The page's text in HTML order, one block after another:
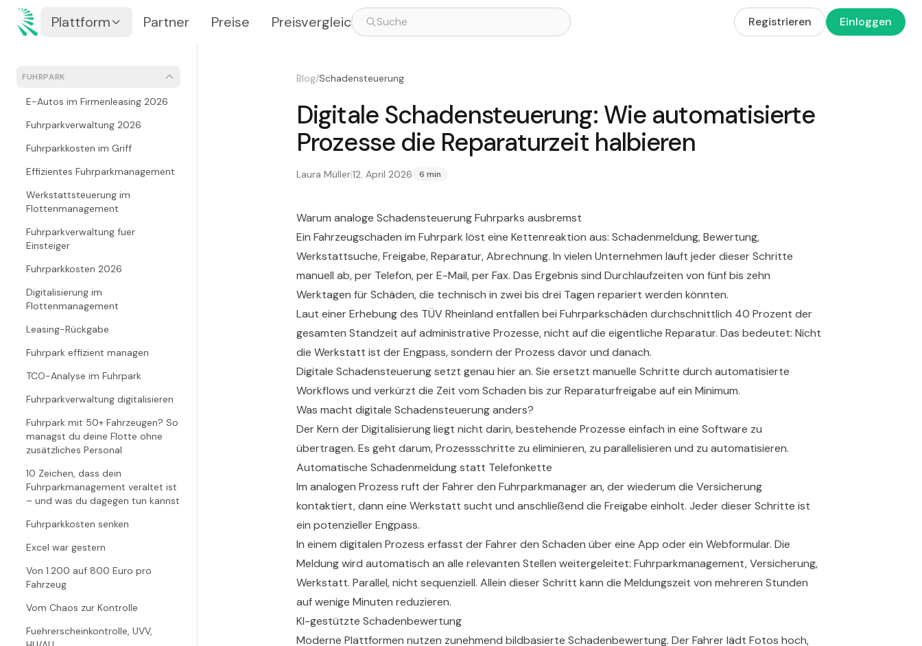
Zum Inhalt springen
Zum Hauptinhalt springen
Plattform Partner Preise Preisvergleich Registrieren Einloggen
FUHRPARK
E-Autos im Firmenleasing 2026
Fuhrparkverwaltung 2026
Fuhrparkkosten im Griff
Effizientes Fuhrparkmanagement
Werkstattsteuerung im
Flottenmanagement
Fuhrparkverwaltung fuer
Einsteiger
Fuhrparkkosten 2026
Digitalisierung im
Flottenmanagement
Leasing-Rückgabe
Fuhrpark effizient managen
TCO-Analyse im Fuhrpark
Fuhrparkverwaltung digitalisieren
Fuhrpark mit 50+ Fahrzeugen? So
managst du deine Flotte ohne
zusätzliches Personal
10 Zeichen, dass dein
Fuhrparkmanagement veraltet ist
– und was du dagegen tun kannst
Fuhrparkkosten senken
Excel war gestern
Von 1.200 auf 800 Euro pro
Fahrzeug
Vom Chaos zur Kontrolle
Fuehrerscheinkontrolle, UVV,
Blog/Schadensteuerung
Digitale Schadensteuerung: Wie automatisierte
Prozesse die Reparaturzeit halbieren
Laura Müller|12. April 2026 6 min
Warum analoge Schadensteuerung Fuhrparks ausbremst
Ein Fahrzeugschaden im Fuhrpark löst eine Kettenreaktion aus: Schadenmeldung, Bewertung,
Werkstattsuche, Freigabe, Reparatur, Abrechnung. In vielen Unternehmen läuft jeder dieser Schritte
manuell ab, per Telefon, per E-Mail, per Fax. Das Ergebnis sind Durchlaufzeiten von fünf bis zehn
Werktagen für Schäden, die technisch in zwei bis drei Tagen repariert werden könnten.
Laut einer Erhebung des TÜV Rheinland entfallen bei Fuhrparkschäden durchschnittlich 40 Prozent der
gesamten Standzeit auf administrative Prozesse, nicht auf die eigentliche Reparatur. Das bedeutet: Nicht
die Werkstatt ist der Engpass, sondern der Prozess davor und danach.
Digitale Schadensteuerung setzt genau hier an. Sie ersetzt manuelle Schritte durch automatisierte
Workflows und verkürzt die Zeit vom Schaden bis zur Reparaturfreigabe auf ein Minimum.
Was macht digitale Schadensteuerung anders?
Der Kern der Digitalisierung liegt nicht darin, bestehende Prozesse einfach in eine Software zu
übertragen. Es geht darum, Prozessschritte zu eliminieren, zu parallelisieren und zu automatisieren.
Automatische Schadenmeldung statt Telefonkette
Im analogen Prozess ruft der Fahrer den Fuhrparkmanager an, der wiederum die Versicherung
kontaktiert, dann eine Werkstatt sucht und anschließend die Freigabe einholt. Jeder dieser Schritte ist
ein potenzieller Engpass.
In einem digitalen Prozess erfasst der Fahrer den Schaden über eine App oder ein Webformular. Die
Meldung wird automatisch an alle relevanten Stellen weitergeleitet: Fuhrparkmanagement, Versicherung,
Werkstatt. Parallel, nicht sequenziell. Allein dieser Schritt kann die Meldungszeit von mehreren Stunden
auf wenige Minuten reduzieren.
KI-gestützte Schadenbewertung
Moderne Plattformen nutzen zunehmend bildbasierte Schadenbewertung. Der Fahrer lädt Fotos hoch,